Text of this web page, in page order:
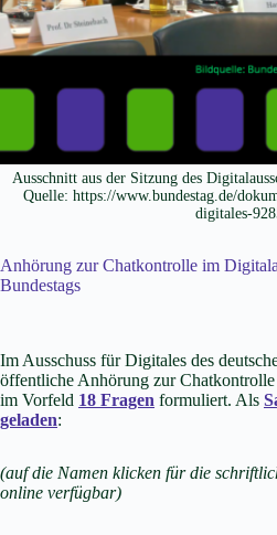
Ausschnitt aus der Sitzung des
Quelle: https://www.bundestag.de/
digitales-
Anhörung zur Chatkontrolle im
Bundestags
Im Ausschuss für Digitales des
öffentliche Anhörung zur Chatkontrolle
im Vorfeld 18 Fragen formuliert. Als
geladen:
(auf die Namen klicken für die
online verfügbar)